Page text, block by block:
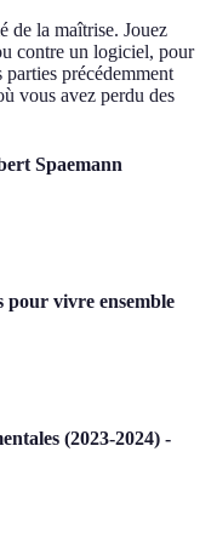
de la maîtrise. Jouez
contre un logiciel, pour
précédemment
vous avez perdu des
Spaemann
pour vivre ensemble
(2023-2024) -